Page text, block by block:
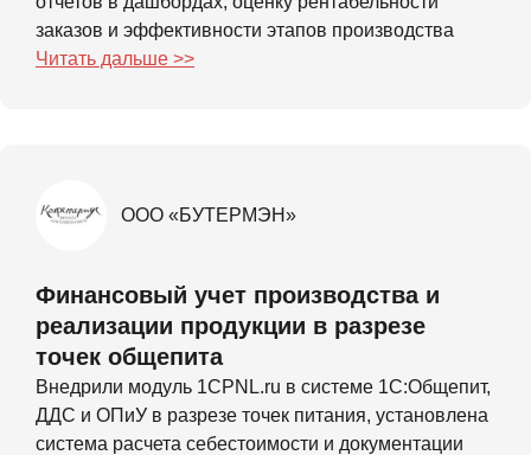
заказов и эффективности этапов производства
Читать дальше >>
ООО «БУТЕРМЭН»
Финансовый учет производства и
реализации продукции в разрезе
точек общепита
Внедрили модуль 1CPNL.ru в системе 1С:Общепит,
ДДС и ОПиУ в разрезе точек питания, установлена
система расчета себестоимости и документации
таблиц и сервисов
Рабочий стол Договоры